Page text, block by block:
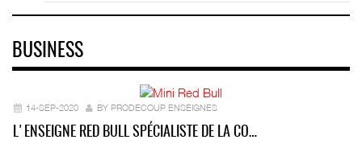
BUSINESS
14-SEP-2020 BY PRODECOUP ENSEIGNES
L'ENSEIGNE RED BULL SPÉCIALISTE DE LA CO…